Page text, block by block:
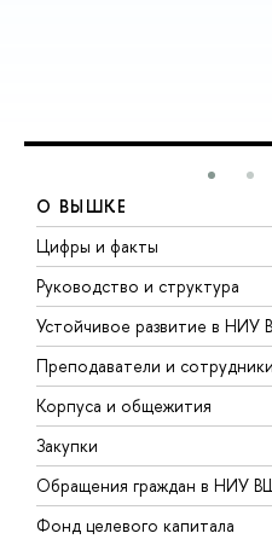
О ВЫШКЕ
Цифры и факты
Руководство и структура
Устойчивое развитие в НИУ
Преподаватели и сотрудники
Корпуса и общежития
Закупки
Обращения граждан в НИУ
Фонд целевого капитала